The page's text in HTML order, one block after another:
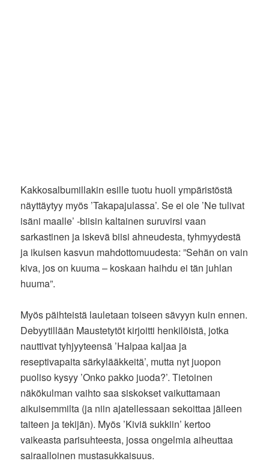
Kakkosalbumillakin esille tuotu huoli ympäristöstä
näyttäytyy myös ’Takapajulassa’. Se ei ole ’Ne tulivat
isäni maalle’ -biisin kaltainen suruvirsi vaan
sarkastinen ja iskevä biisi ahneudesta, tyhmyydestä
ja ikuisen kasvun mahdottomuudesta: ”Sehän on vain
kiva, jos on kuuma – koskaan haihdu ei tän juhlan
huuma”.
Myös päihteistä lauletaan toiseen sävyyn kuin ennen.
Debyytillään Maustetytöt kirjoitti henkilöistä, jotka
nauttivat tyhjyyteensä ’Halpaa kaljaa ja
reseptivapaita särkylääkkeitä’, mutta nyt juopon
puoliso kysyy ’Onko pakko juoda?’. Tietoinen
näkökulman vaihto saa siskokset vaikuttamaan
aikuisemmilta (ja niin ajatellessaan sekoittaa jälleen
taiteen ja tekijän). Myös ’Kiviä sukkiin’ kertoo
vaikeasta parisuhteesta, jossa ongelmia aiheuttaa
sairaalloinen mustasukkaisuus.